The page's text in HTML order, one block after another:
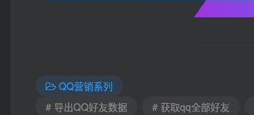
QQ营销系列
# 导出QQ好友数据
# 获取qq全部好友